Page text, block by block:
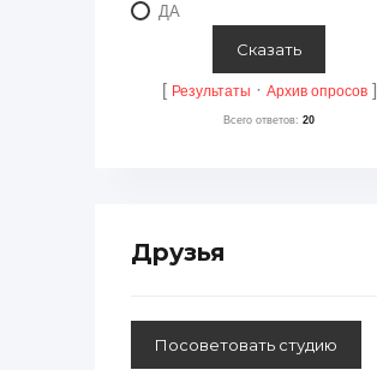
ДА
[ Результаты · Архив опросов]
Всего ответов: 20
Друзья